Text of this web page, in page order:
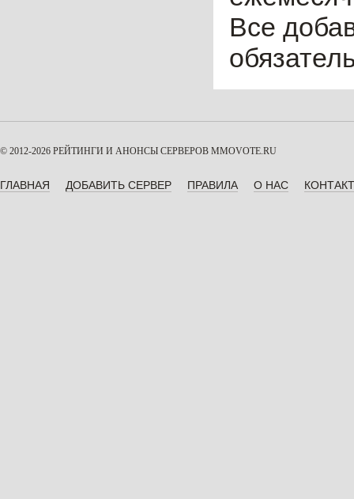
Все
© 2012-2026 РЕЙТИНГИ И АНОНСЫ СЕРВЕРОВ MMOVOTE.RU
ГЛАВНАЯ ДОБАВИТЬ СЕРВЕР ПРАВИЛА О НАС